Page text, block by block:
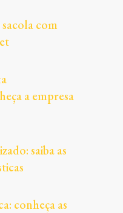
com
a empresa
saiba as
conheça as